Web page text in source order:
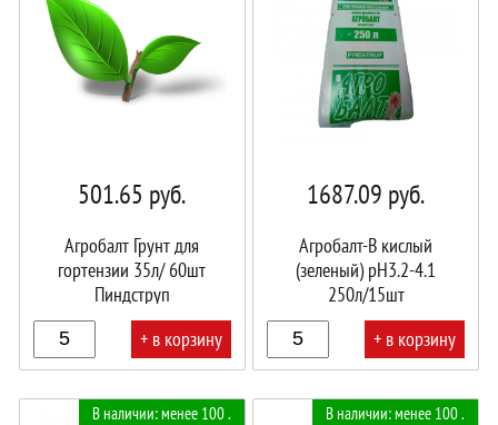
501.65 руб.
Агробалт Грунт для
гортензии 35л/ 60шт
Пиндструп
+ в корзину
1687.09 руб.
Агробалт-B кислый
(зеленый) pH3.2-4.1
250л/15шт
+ в корзину
В наличии: менее 100 . В наличии: менее 100 .